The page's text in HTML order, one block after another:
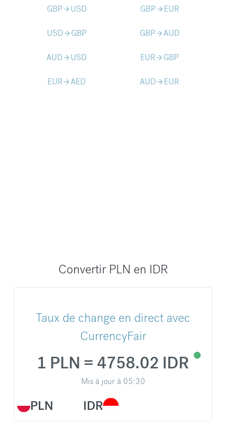
GBParrow_forward USD GBParrow_forward EUR
USDarrow_forward GBP GBParrow_forwardAUD
AUDarrow_forward USD EURarrow_forward GBP
EURarrow_forwardAED AUDarrow_forward EUR
Convertir PLN en IDR
Taux de change en direct avec
CurrencyFair
PLN
1 PLN = 4758.02 IDR
Mis à jour à 05:30
IDR